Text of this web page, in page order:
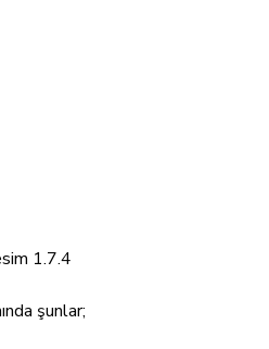
1.7.4
şunlar;